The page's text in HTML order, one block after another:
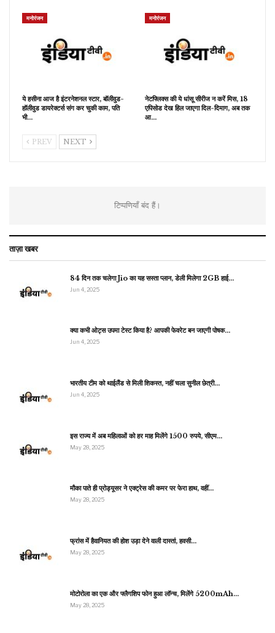
मनोरंजन
ये हसीना आज है इंटरनेशनल स्टार, बॉलीवुड-
हॉलीवुड डायरेक्टर्स संग कर चुकी काम, पति
भी…
मनोरंजन
नेटफ्लिक्स की ये धांसू सीरीज न करें मिस, 18
एपिसोड देख हिल जाएगा दिल-दिमाग, अब तक
आ…
PREV NEXT
टिप्पणियाँ बंद हैं।
ताज़ा खबर
84 दिन तक चलेगा Jio का यह सस्ता प्लान, डेली मिलेगा 2GB हाई…
Jun 4, 2025
क्या कभी ओट्स उपमा टेस्ट किया है? आपकी फेवरेट बन जाएगी पोषक…
Jun 4, 2025
भारतीय टीम को थाईलैंड से मिली शिकस्त, नहीं चला सुनील छेत्री…
Jun 4, 2025
इस राज्य में अब महिलाओं को हर माह मिलेंगे 1500 रुपये, सीएम…
May 28, 2025
मौका पाते ही प्रोड्यूसर ने एक्ट्रेस की कमर पर फेरा हाथ, वहीं…
May 28, 2025
फ्रांस में हैवानियत की होश उड़ा देने वाली दास्तां, हवसी…
May 28, 2025
मोटोरोला का एक और फ्लैगशिप फोन हुआ लॉन्च, मिलेंगे 5200mAh…
May 28, 2025